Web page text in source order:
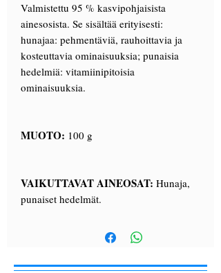
Valmistettu 95 % kasvipohjaisista
ainesosista. Se sisältää erityisesti:
hunajaa: pehmentäviä, rauhoittavia ja
kosteuttavia ominaisuuksia; punaisia
hedelmiä: vitamiinipitoisia
ominaisuuksia.
MUOTO: 100 g
VAIKUTTAVAT AINEOSAT: Hunaja,
punaiset hedelmät.